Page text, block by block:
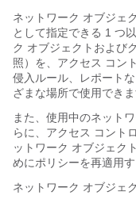
ネットワーク オブジェ
として指定できる 1 つ
ク オブジェクトおよび
照）を、アクセス コン
侵入ルール、レポート
ざまな場所で使用できま
また、使用中のネット
らに、アクセス コント
ットワーク オブジェク
めにポリシーを再適用す
ネットワーク オブジェ